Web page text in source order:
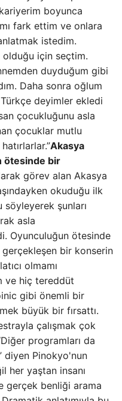
boyunca
fark ettim ve onlara
istedim.
için seçtim.
duyduğum gibi
Daha sonra oğlum
deyimler ekledi
çocukluğunu asla
çocuklar mutlu
Akasya
ötesinde bir
görev alan Akasya
okuduğu ilk
şunları
asla
Oyunculuğun ötesinde
gerçekleşen bir konserin
olmamı
ve hiç tereddüt
gibi önemli bir
büyük bir fırsattı.
çalışmak çok
programları da
diyen Pinokyo'nun
her yaştan insanı
gerçek benliği arama